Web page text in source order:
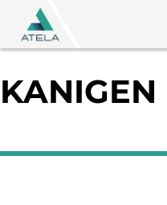
content
KANIGEN